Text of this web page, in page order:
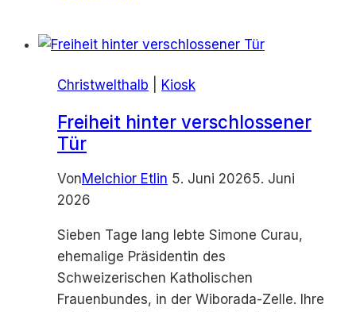
Christwelthalb Kiosk
Freiheit hinter verschlossener
Tür
VonMelchior Etlin 5. Juni 20265. Juni
2026
Sieben Tage lang lebte Simone Curau,
ehemalige Präsidentin des
Schweizerischen Katholischen
Frauenbundes, in der Wiborada-Zelle. Ihre